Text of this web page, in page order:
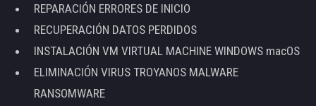
REPARACIÓN ERRORES DE INICIO
RECUPERACIÓN DATOS PERDIDOS
INSTALACIÓN VM VIRTUAL MACHINE WINDOWS macOS
ELIMINACIÓN VIRUS TROYANOS MALWARE
RANSOMWARE